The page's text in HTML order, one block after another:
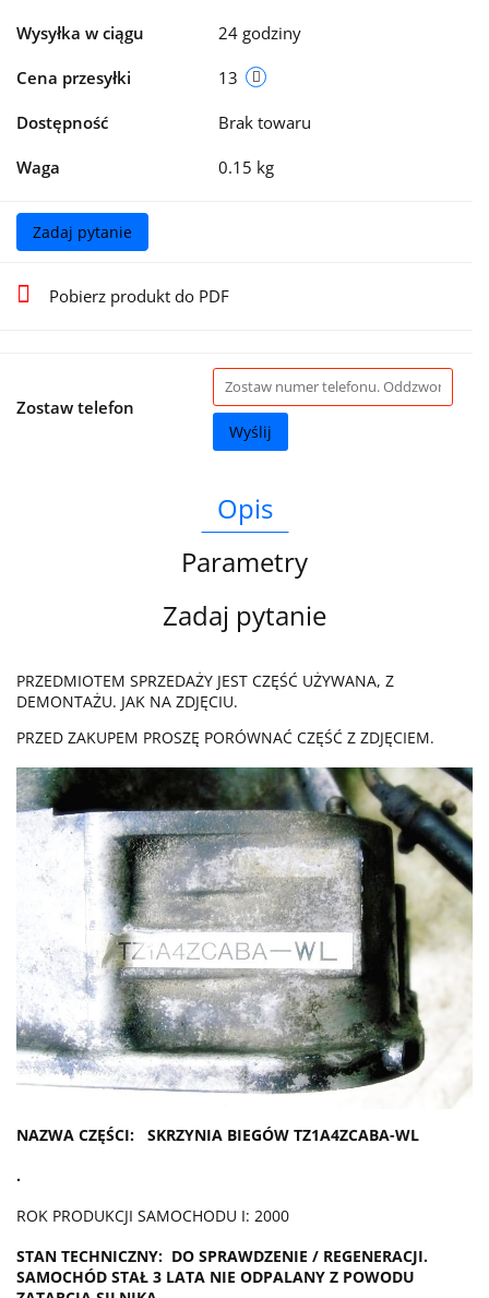
Wysyłka w ciągu 24 godziny
Cena przesyłki 13
Dostępność Brak towaru
Waga 0.15 kg
Zadaj pytanie
Pobierz produkt do PDF
Zostaw telefon
Wyślij
Opis
Parametry
Zadaj pytanie
PRZEDMIOTEM SPRZEDAŻY JEST CZĘŚĆ UŻYWANA, Z
DEMONTAŻU. JAK NA ZDJĘCIU.
PRZED ZAKUPEM PROSZĘ PORÓWNAĆ CZĘŚĆ Z ZDJĘCIEM.
NAZWA CZĘŚCI: SKRZYNIA BIEGÓW TZ1A4ZCABA-WL
.
ROK PRODUKCJI SAMOCHODU I: 2000
STAN TECHNICZNY: DO SPRAWDZENIE / REGENERACJI.
SAMOCHÓD STAŁ 3 LATA NIE ODPALANY Z POWODU